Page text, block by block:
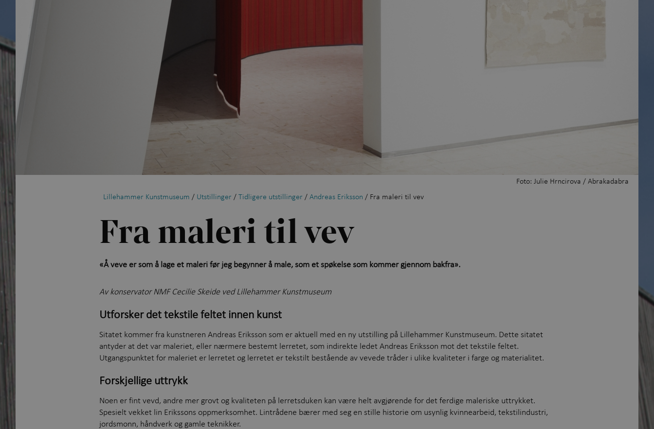
Kontakt oss
Foto: Julie Hrncirova / Abrakadabra
Lillehammer Kunstmuseum / Utstillinger / Tidligere utstillinger / Andreas Eriksson / Fra maleri til vev
Fra maleri til vev
«Å veve er som å lage et maleri før jeg begynner å male, som et spøkelse som kommer gjennom bakfra».
Av konservator NMF Cecilie Skeide ved Lillehammer Kunstmuseum
Utforsker det tekstile feltet innen kunst
Sitatet kommer fra kunstneren Andreas Eriksson som er aktuell med en ny utstilling på Lillehammer Kunstmuseum. Dette sitatet
antyder at det var maleriet, eller nærmere bestemt lerretet, som indirekte ledet Andreas Eriksson mot det tekstile feltet.
Utgangspunktet for maleriet er lerretet og lerretet er tekstilt bestående av vevede tråder i ulike kvaliteter i farge og materialitet.
Forskjellige uttrykk
Noen er fint vevd, andre mer grovt og kvaliteten på lerretsduken kan være helt avgjørende for det ferdige maleriske uttrykket.
Spesielt vekket lin Erikssons oppmerksomhet. Lintrådene bærer med seg en stille historie om usynlig kvinnearbeid, tekstilindustri,
jordsmonn, håndverk og gamle teknikker.